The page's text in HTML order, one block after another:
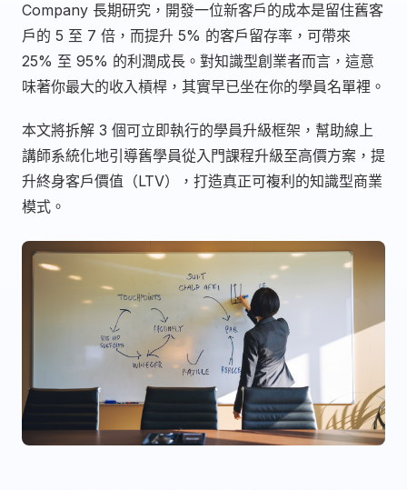
Company 長期研究，開發一位新客戶的成本是留住舊客
戶的 5 至 7 倍，而提升 5% 的客戶留存率，可帶來
25% 至 95% 的利潤成長。對知識型創業者而言，這意
味著你最大的收入槓桿，其實早已坐在你的學員名單裡。
本文將拆解 3 個可立即執行的學員升級框架，幫助線上
講師系統化地引導舊學員從入門課程升級至高價方案，提
升終身客戶價值（LTV），打造真正可複利的知識型商業
模式。